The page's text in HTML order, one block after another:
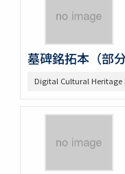
墓碑銘拓本（部
Digital Cultural Heritage